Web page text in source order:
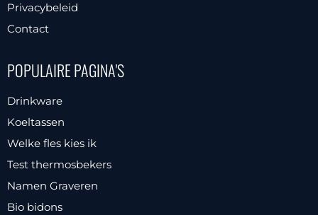
Privacybeleid
Contact
POPULAIRE PAGINA'S
Drinkware
Koeltassen
Welke fles kies ik
Test thermosbekers
Namen Graveren
Bio bidons